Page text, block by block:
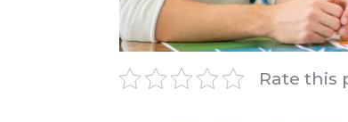
Rate this